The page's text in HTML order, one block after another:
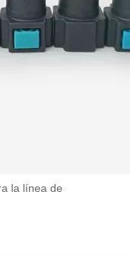
la línea de